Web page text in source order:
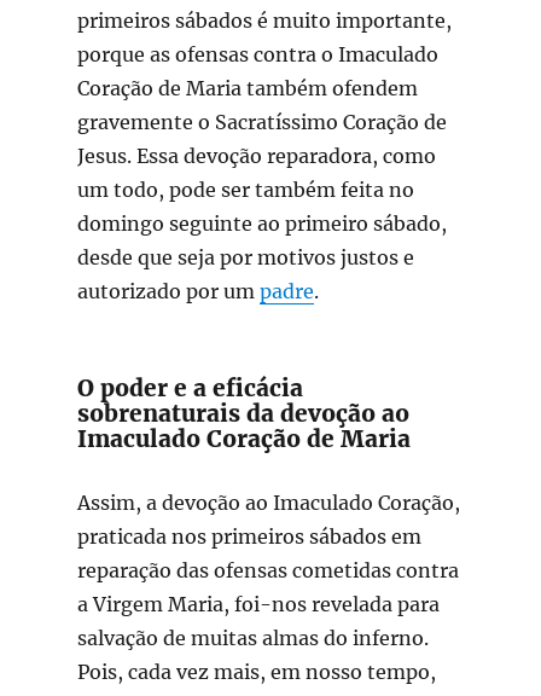
primeiros sábados é muito importante,
porque as ofensas contra o Imaculado
Coração de Maria também ofendem
gravemente o Sacratíssimo Coração de
Jesus. Essa devoção reparadora, como
um todo, pode ser também feita no
domingo seguinte ao primeiro sábado,
desde que seja por motivos justos e
autorizado por um padre.
O poder e a eficácia
sobrenaturais da devoção ao
Imaculado Coração de Maria
Assim, a devoção ao Imaculado Coração,
praticada nos primeiros sábados em
reparação das ofensas cometidas contra
a Virgem Maria, foi-nos revelada para
salvação de muitas almas do inferno.
Pois, cada vez mais, em nosso tempo,